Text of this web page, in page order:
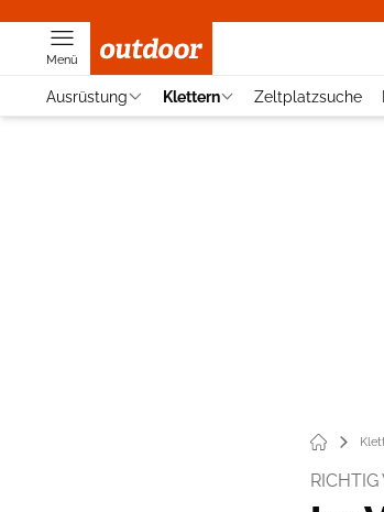
Menü
Ausrüstung Klettern Zeltplatzsuche
RICHTIG